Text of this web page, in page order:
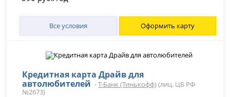
Все условия Оформить карту
Кредитная карта Драйв для
автолюбителей -Т-Банк (Тинькофф)(лиц. ЦБ РФ
№2673)